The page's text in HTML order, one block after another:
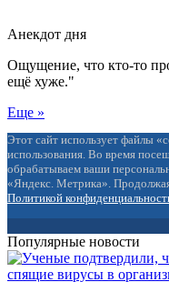
Анекдот дня
Ощущение, что кто-то
ещё хуже."
Еще »
Этот сайт использует файлы
использования. Во время
обрабатываем ваши
«Яндекс. Метрика». Продолжая
Политикой
Популярные новости